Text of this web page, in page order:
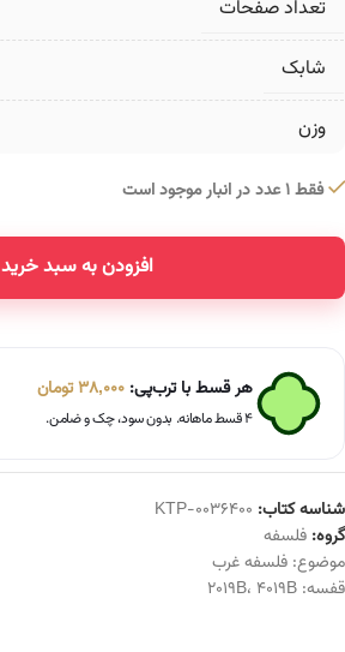
تعداد صفحات
شابک
وزن
فقط 1 عدد در انبار موجود است
افزودن به سبد خرید
هر قسط با ترب‌پی: 38,000تومان
۴ قسط ماهانه. بدون سود، چک و ضامن.
شناسه کتاب: KTP-0036400
گروه: فلسفه
موضوع: فلسفه غرب
قفسه:
2019B، 4019B